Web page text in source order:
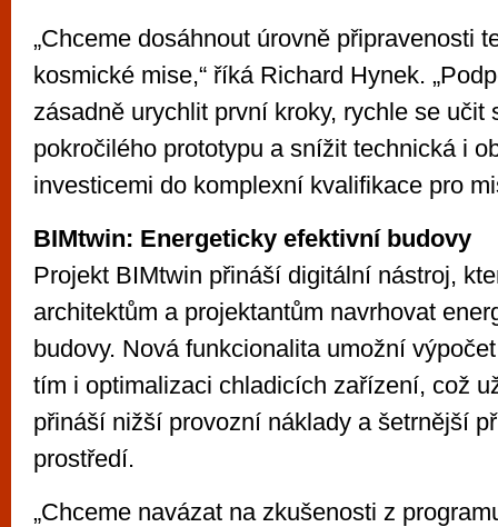
„Chceme dosáhnout úrovně připravenosti
kosmické mise,“ říká Richard Hynek.
zásadně urychlit první kroky, rychle se učit
pokročilého prototypu a snížit technická i
investicemi do komplexní kvalifikace pro
BIMtwin: Energeticky efektivní budovy
Projekt BIMtwin přináší digitální nástroj,
architektům a projektantům navrhovat
budovy. Nová funkcionalita umožní
tím i optimalizaci chladicích zařízení, což
přináší nižší provozní náklady a šetrnější
prostředí.
„Chceme navázat na zkušenosti z